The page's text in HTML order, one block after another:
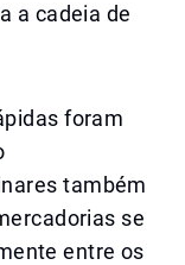
a cadeia de
foram
também
se
entre os